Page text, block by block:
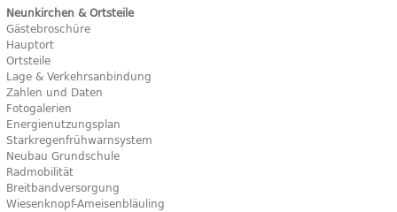
Neunkirchen & Ortsteile
Gästebroschüre
Hauptort
Ortsteile
Lage & Verkehrsanbindung
Zahlen und Daten
Fotogalerien
Energienutzungsplan
Starkregenfrühwarnsystem
Neubau Grundschule
Radmobilität
Breitbandversorgung
Wiesenknopf-Ameisenbläuling